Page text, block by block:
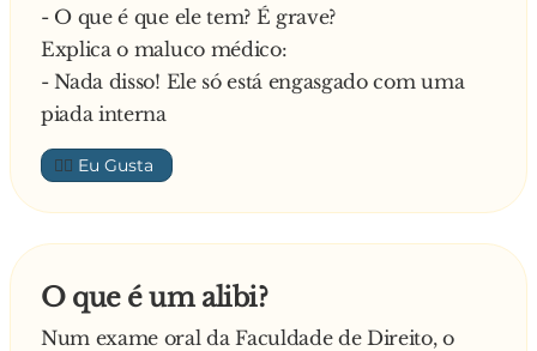
- O que é que ele tem? É grave?
Explica o maluco médico:
- Nada disso! Ele só está engasgado com uma
piada interna
👍🏼
O que é um alibi?
Num exame oral da Faculdade de Direito, o